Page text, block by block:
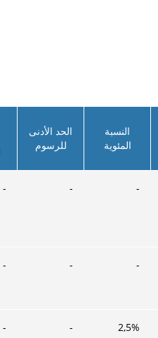
النسبة
المئوية
الحد الأدنى
للرسوم
-
-
-
-
-
-
2,5%
-
-